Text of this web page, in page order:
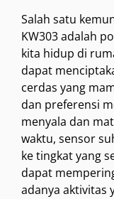
Salah satu
KW303 adalah
kita hidup di
dapat
cerdas yang
dan preferensi
menyala dan
waktu, sensor
ke tingkat yang
dapat
adanya aktivitas